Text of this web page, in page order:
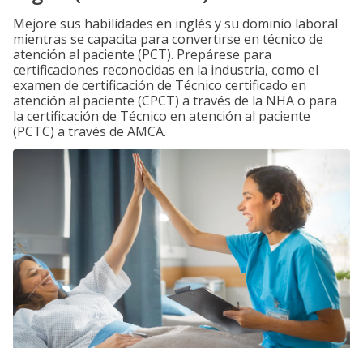
Mejore sus habilidades en inglés y su dominio laboral
mientras se capacita para convertirse en técnico de
atención al paciente (PCT). Prepárese para
certificaciones reconocidas en la industria, como el
examen de certificación de Técnico certificado en
atención al paciente (CPCT) a través de la NHA o para
la certificación de Técnico en atención al paciente
(PCTC) a través de AMCA.